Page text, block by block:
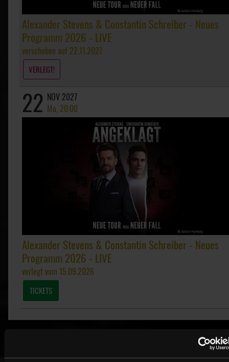
Alexander Stevens & Constantin Schreiber - Neues
Programm 2026 - LIVE
verschoben auf 22.11.2027
VERLEGT!
22 NOV 2027
Mo, 20:00
Alexander Stevens & Constantin Schreiber - Neues
Programm 2026 - LIVE
verlegt vom 15.09.2026
TICKETS